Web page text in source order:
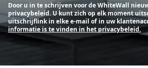
Door u in te schrijven voor de WhiteWall
privacybeleid. U kunt zich op elk moment
uitschrijflink in elke e-mail of in uw
informatie is te vinden in het privacybeleid.